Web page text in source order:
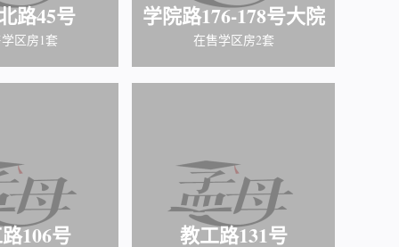
路45号
区房1套
学院路176-178号大院
在售学区房2套
106号 教工路131号